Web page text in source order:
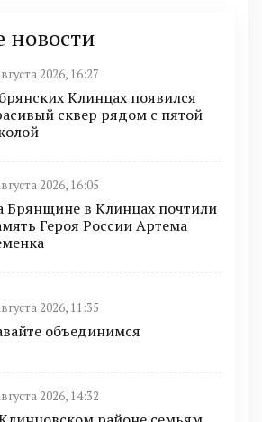
2026, 16:27
Клинцах появился
сквер рядом с пятой
2026, 16:05
Брянщине в Клинцах почтили
Героя России Артема
2026, 11:35
объединимся
2026, 14:32